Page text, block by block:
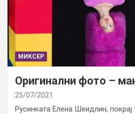
МИКСЕР
Оригинални фото –
25/07/2021
Русинката Елена Шеидлин, покрај